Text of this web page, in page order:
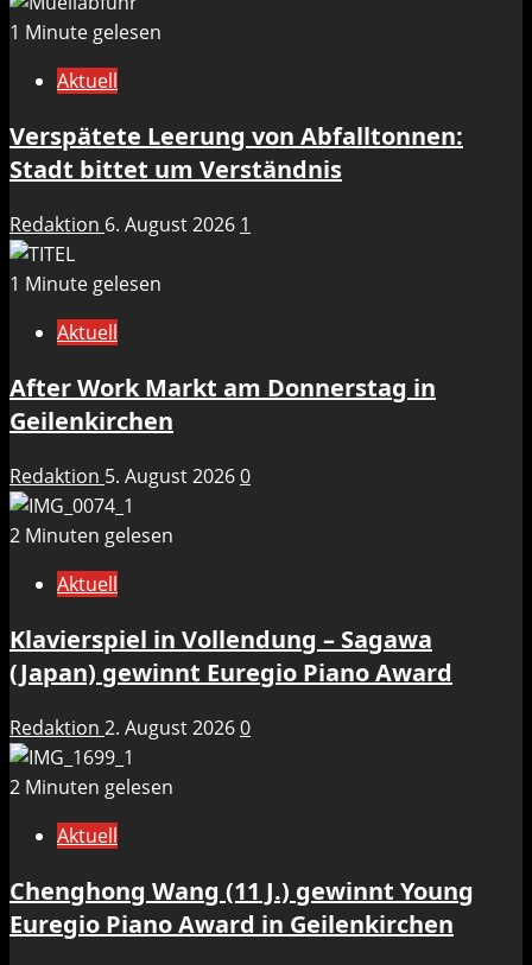
1 Minute gelesen
Aktuell
Verspätete Leerung von Abfalltonnen:
Stadt bittet um Verständnis
Redaktion 6. August 2026 1
1 Minute gelesen
Aktuell
After Work Markt am Donnerstag in
Geilenkirchen
Redaktion 5. August 20260
2 Minuten gelesen
Aktuell
Klavierspiel in Vollendung – Sagawa
(Japan) gewinnt Euregio Piano Award
Redaktion 2. August 20260
2 Minuten gelesen
Aktuell
Chenghong Wang (11 J.) gewinnt Young
Euregio Piano Award in Geilenkirchen